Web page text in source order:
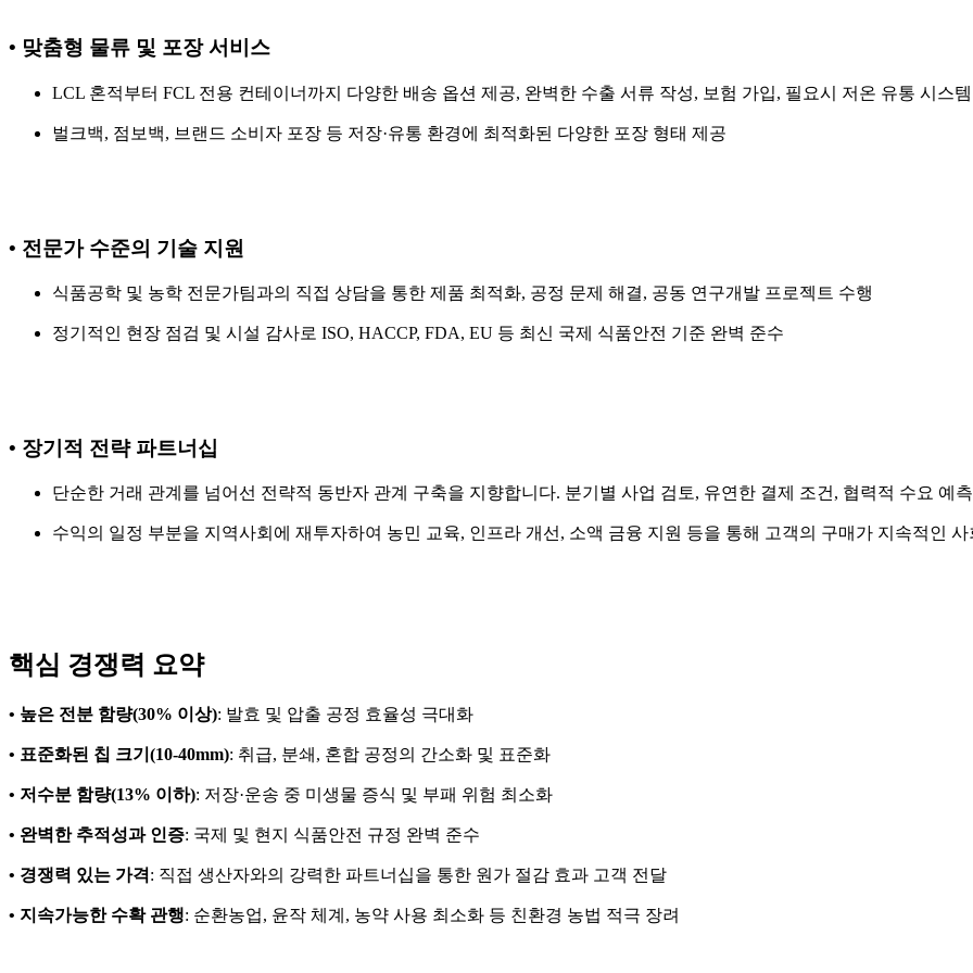
• 맞춤형 물류 및 포장 서비스
LCL 혼적부터 FCL 전용 컨테이너까지 다양한 배송 옵션 제공, 완벽한 수출 서류 작성, 보험 가입, 필요시 저온 유통 시스
벌크백, 점보백, 브랜드 소비자 포장 등 저장·유통 환경에 최적화된 다양한 포장 형태 제공
• 전문가 수준의 기술 지원
식품공학 및 농학 전문가팀과의 직접 상담을 통한 제품 최적화, 공정 문제 해결, 공동 연구개발 프로젝트 수행
정기적인 현장 점검 및 시설 감사로 ISO, HACCP, FDA, EU 등 최신 국제 식품안전 기준 완벽 준수
• 장기적 전략 파트너십
단순한 거래 관계를 넘어선 전략적 동반자 관계 구축을 지향합니다. 분기별 사업 검토, 유연한 결제 조건, 협력적 수요 예
수익의 일정 부분을 지역사회에 재투자하여 농민 교육, 인프라 개선, 소액 금융 지원 등을 통해 고객의 구매가 지속적인
핵심 경쟁력 요약
• 높은 전분 함량(30% 이상): 발효 및 압출 공정 효율성 극대화
• 표준화된 칩 크기(10-40mm): 취급, 분쇄, 혼합 공정의 간소화 및 표준화
• 저수분 함량(13% 이하): 저장·운송 중 미생물 증식 및 부패 위험 최소화
• 완벽한 추적성과 인증: 국제 및 현지 식품안전 규정 완벽 준수
• 경쟁력 있는 가격: 직접 생산자와의 강력한 파트너십을 통한 원가 절감 효과 고객 전달
• 지속가능한 수확 관행: 순환농업, 윤작 체계, 농약 사용 최소화 등 친환경 농법 적극 장려